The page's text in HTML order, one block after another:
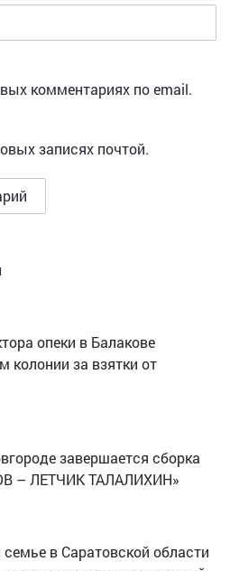
комментариях по email.
записях почтой.
опеки в Балакове
колонии за взятки от
завершается сборка
– ЛЕТЧИК ТАЛАЛИХИН»
в Саратовской области